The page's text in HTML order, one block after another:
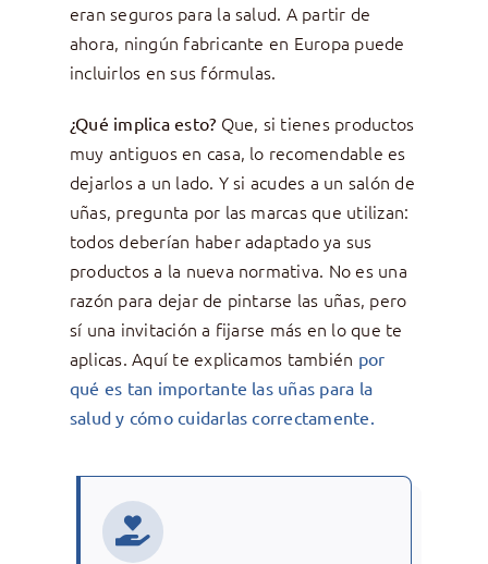
eran seguros para la salud. A partir de
ahora, ningún fabricante en Europa puede
incluirlos en sus fórmulas.
¿Qué implica esto? Que, si tienes productos
muy antiguos en casa, lo recomendable es
dejarlos a un lado. Y si acudes a un salón de
uñas, pregunta por las marcas que utilizan:
todos deberían haber adaptado ya sus
productos a la nueva normativa. No es una
razón para dejar de pintarse las uñas, pero
sí una invitación a fijarse más en lo que te
aplicas. Aquí te explicamos también por
qué es tan importante las uñas para la
salud y cómo cuidarlas correctamente.